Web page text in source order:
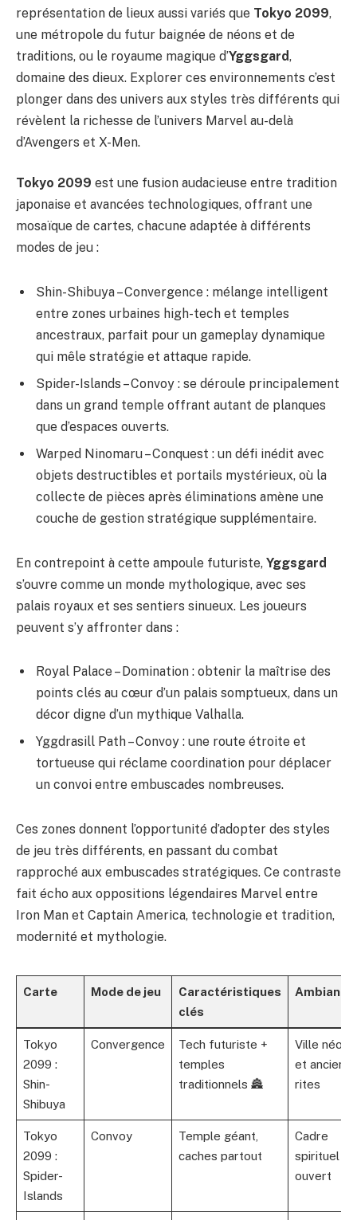
représentation de lieux aussi variés que Tokyo 2099,
une métropole du futur baignée de néons et de
traditions, ou le royaume magique d’Yggsgard,
domaine des dieux. Explorer ces environnements c’est
plonger dans des univers aux styles très différents qui
révèlent la richesse de l’univers Marvel au-delà
d’Avengers et X-Men.
Tokyo 2099 est une fusion audacieuse entre tradition
japonaise et avancées technologiques, offrant une
mosaïque de cartes, chacune adaptée à différents
modes de jeu :
Shin-Shibuya – Convergence : mélange intelligent
entre zones urbaines high-tech et temples
ancestraux, parfait pour un gameplay dynamique
qui mêle stratégie et attaque rapide.
Spider-Islands – Convoy : se déroule principalement
dans un grand temple offrant autant de planques
que d’espaces ouverts.
Warped Ninomaru – Conquest : un défi inédit avec
objets destructibles et portails mystérieux, où la
collecte de pièces après éliminations amène une
couche de gestion stratégique supplémentaire.
En contrepoint à cette ampoule futuriste, Yggsgard
s’ouvre comme un monde mythologique, avec ses
palais royaux et ses sentiers sinueux. Les joueurs
peuvent s’y affronter dans :
Royal Palace – Domination : obtenir la maîtrise des
points clés au cœur d’un palais somptueux, dans un
décor digne d’un mythique Valhalla.
Yggdrasill Path – Convoy : une route étroite et
tortueuse qui réclame coordination pour déplacer
un convoi entre embuscades nombreuses.
Ces zones donnent l’opportunité d’adopter des styles
de jeu très différents, en passant du combat
rapproché aux embuscades stratégiques. Ce contraste
fait écho aux oppositions légendaires Marvel entre
Iron Man et Captain America, technologie et tradition,
modernité et mythologie.
Carte Mode de jeu
Caractéristiques
clés
Ambiance
Tokyo
2099 :
Shin-
Shibuya
Convergence
Tech futuriste +
temples
traditionnels 🏯
Ville néon
et anciens
rites
Tokyo
2099 :
Spider-
Islands
Convoy
Temple géant,
caches partout
Cadre
spirituel et
ouvert